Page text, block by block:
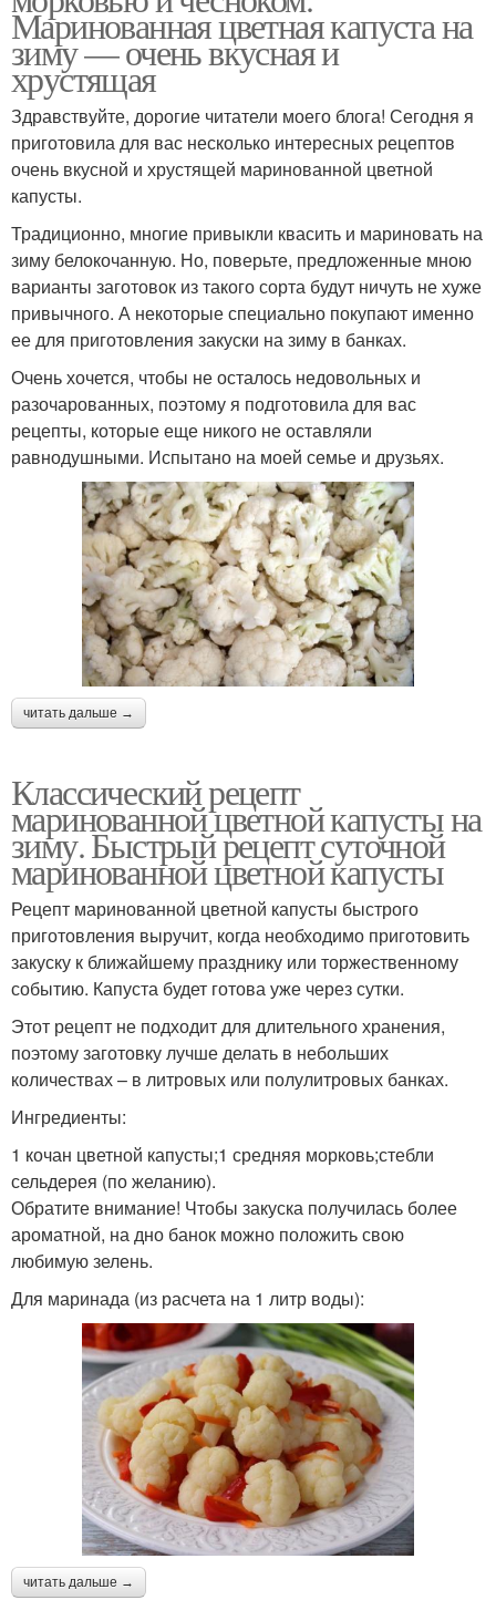
Маринованная цветная капуста на
зиму — очень вкусная и
хрустящая
Здравствуйте, дорогие читатели моего блога! Сегодня я
приготовила для вас несколько интересных рецептов
очень вкусной и хрустящей маринованной цветной
капусты.
Традиционно, многие привыкли квасить и мариновать на
зиму белокочанную. Но, поверьте, предложенные мною
варианты заготовок из такого сорта будут ничуть не хуже
привычного. А некоторые специально покупают именно
ее для приготовления закуски на зиму в банках.
Очень хочется, чтобы не осталось недовольных и
разочарованных, поэтому я подготовила для вас
рецепты, которые еще никого не оставляли
равнодушными. Испытано на моей семье и друзьях.
читать дальше →
Классический рецепт
маринованной цветной капусты на
зиму. Быстрый рецепт суточной
маринованной цветной капусты
Рецепт маринованной цветной капусты быстрого
приготовления выручит, когда необходимо приготовить
закуску к ближайшему празднику или торжественному
событию. Капуста будет готова уже через сутки.
Этот рецепт не подходит для длительного хранения,
поэтому заготовку лучше делать в небольших
количествах – в литровых или полулитровых банках.
Ингредиенты:
1 кочан цветной капусты;1 средняя морковь;стебли
сельдерея (по желанию).
Обратите внимание! Чтобы закуска получилась более
ароматной, на дно банок можно положить свою
любимую зелень.
Для маринада (из расчета на 1 литр воды):
читать дальше →